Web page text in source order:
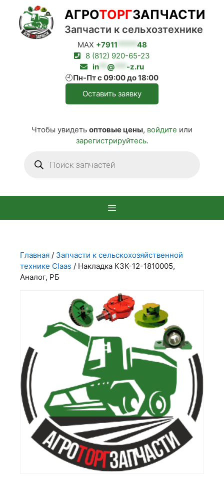
Перейти
содержимому
MAX +7911 ***** 48
8 (812) 920-65-23
in
@ *** -z.ru
🕘Пн-Пт с 09:00 до 18:00
Оставить заявку
Чтобы увидеть оптовые цены, войдите или
зарегистрируйтесь.
товаров
АГРОТОРГЗАПЧАСТИ
Запчасти к сельхозтехнике
Главная / Запчасти к сельскохозяйственной
технике Claas / Накладка КЗК-12-1810005,
Аналог, РБ